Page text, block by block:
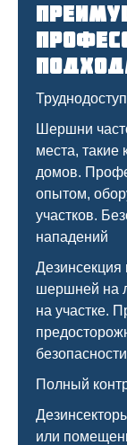
Шершни
места, такие
домов.
опытом,
участков.
нападений
Дезинсекция
шершней на
на участке.
Полный
или